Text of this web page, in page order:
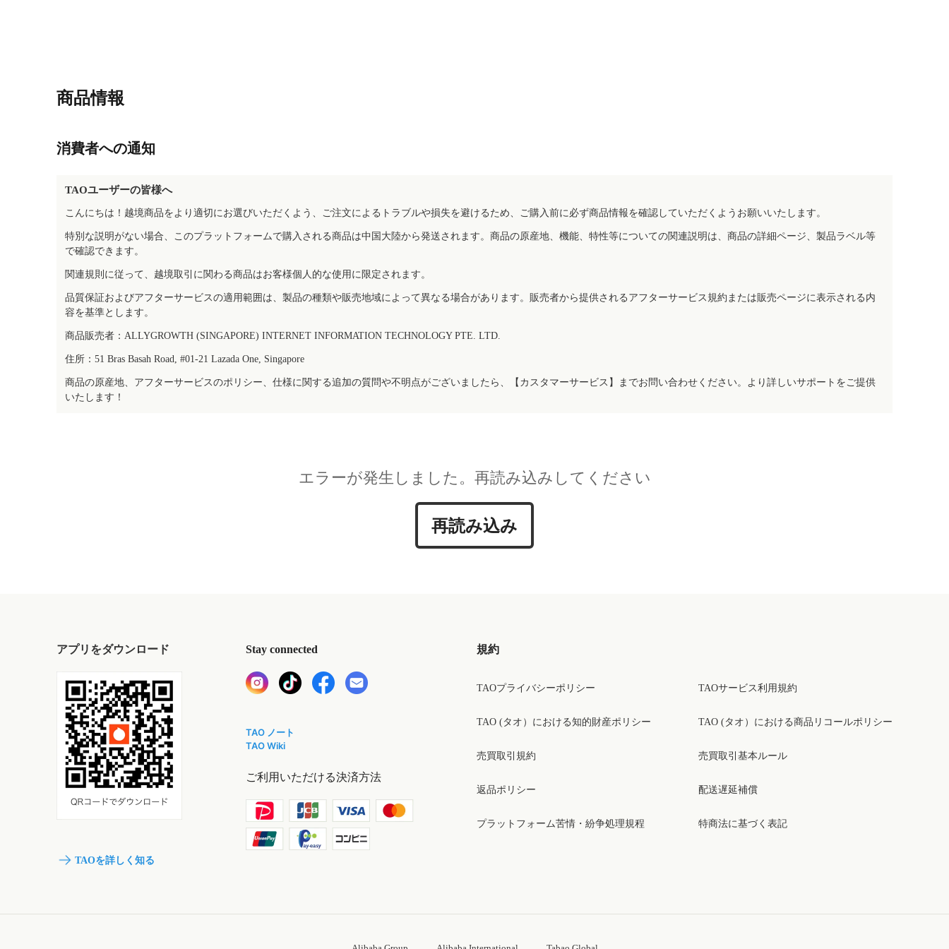
商品情報
消費者への通知
TAOユーザーの皆様へ
こんにちは！越境商品をより適切にお選びいただくよう、ご注文によるトラブルや損失を避けるため、ご購入前に必ず商品情報を確認していただくようお願いいたします。
特別な説明がない場合、このプラットフォームで購入される商品は中国大陸から発送されます。商品の原産地、機能、特性等についての関連説明は、商品の詳細ページ、製品ラベル等
で確認できます。
関連規則に従って、越境取引に関わる商品はお客様個人的な使用に限定されます。
品質保証およびアフターサービスの適用範囲は、製品の種類や販売地域によって異なる場合があります。販売者から提供されるアフターサービス規約または販売ページに表示される内
容を基準とします。
商品販売者：ALLYGROWTH (SINGAPORE) INTERNET INFORMATION TECHNOLOGY PTE. LTD.
住所：51 Bras Basah Road, #01-21 Lazada One, Singapore
商品の原産地、アフターサービスのポリシー、仕様に関する追加の質問や不明点がございましたら、【カスタマーサービス】までお問い合わせください。より詳しいサポートをご提供
いたします！
エラーが発生しました。再読み込みしてください
再読み込み
アプリをダウンロード
TAOを詳しく知る
Stay connected
TAO ノート
TAO Wiki
ご利用いただける決済方法
規約
TAOプライバシーポリシー
TAO (タオ）における知的財産ポリシー
売買取引規約
返品ポリシー
プラットフォーム苦情・紛争処理規程
TAOサービス利用規約
TAO (タオ）における商品リコールポリシー
売買取引基本ルール
配送遅延補償
特商法に基づく表記